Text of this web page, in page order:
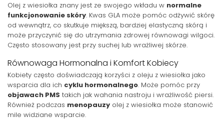
Olej z wiesiołka znany jest ze swojego wkładu w normalne
funkcjonowanie skóry. Kwas GLA może pomóc odżywić skórę
od wewnątrz, co skutkuje miększą, bardziej elastyczną skórą i
może przyczynić się do utrzymania zdrowej równowagi wilgoci.
Często stosowany jest przy suchej lub wrażliwej skórze.
Równowaga Hormonalna i Komfort Kobiecy
Kobiety często doświadczają korzyści z oleju z wiesiołka jako
wsparcia dla ich cyklu hormonalnego. Może pomóc przy
objawach PMS takich jak wahania nastroju i wrażliwość piersi.
Również podczas menopauzy olej z wiesiołka może stanowić
mile widziane wsparcie.